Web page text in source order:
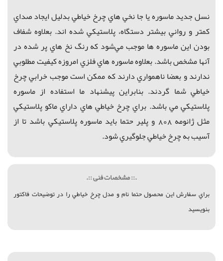
نسل جديد ماسوره يا جا نخي هاي چرخ خياطي بدليل ايجاد صداي
كمتر و رواني بيشتر دستگاه، پلاستيكي شده اند. بعلاوه شفاف
بودن اين ماسوره ها موجب مي‌شود كه رنگ نخ هاي پر شده در
آنها مشخص باشد. بعلاوه ماسوره هاي فلزي امروزه كيفيت مطلوبي
ندارند و بعضا ناهمواري دارند كه ممكن است موجب خرابي چرخ
خياطي شما گردند. بنابراين پيشنهاد ما استفاده از ماسوره
پلاستيكي مي باشد. براي چرخ خياطي هاي داراي ماكو پلاستيكي
مثل ژانومه 808 و پلير حتما بايد ماسوره پلاستيكي باشد تا از
آسيب به چرخ خياطي جلوگيري شود.
.:: مشخصات فنی ::.
براي سفارش اين محصول حتما نام و مدل چرخ خياطي را در توضيحات فاكتور
بنويسيد